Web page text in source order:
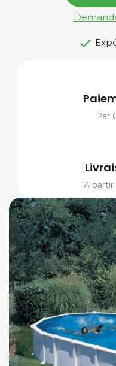

Par
A partir